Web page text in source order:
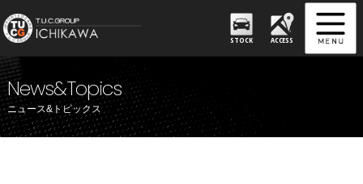
STOCK ACCESS
News&Topics
ニュース&トピックス